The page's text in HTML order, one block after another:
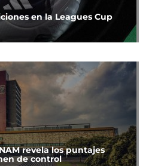
en la Leagues Cup
revela los puntajes
de control